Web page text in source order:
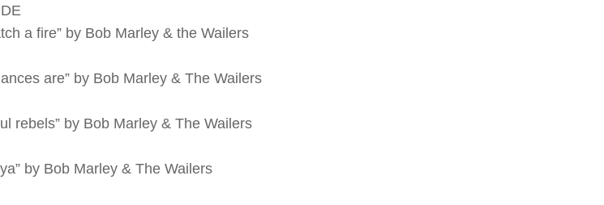
a fire” by Bob Marley & the Wailers
are” by Bob Marley & The Wailers
rebels” by Bob Marley & The Wailers
by Bob Marley & The Wailers